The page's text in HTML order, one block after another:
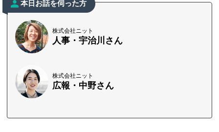
本日お話を伺った方
株式会社ニット
人事・宇治川さん
株式会社ニット
広報・中野さん